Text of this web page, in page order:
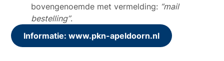
bovengenoemde met vermelding: “mail
bestelling”.
Informatie: www.pkn-apeldoorn.nl